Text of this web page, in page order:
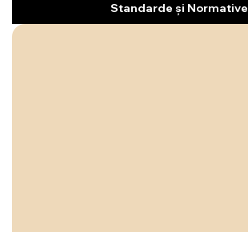
Standarde și Normative